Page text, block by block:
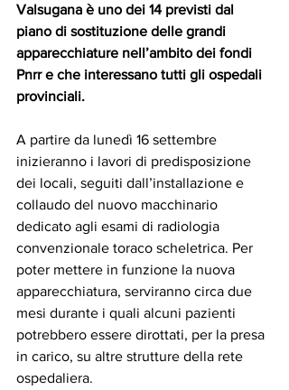
Valsugana è uno dei 14 previsti dal
piano di sostituzione delle grandi
apparecchiature nell’ambito dei fondi
Pnrr e che interessano tutti gli ospedali
provinciali.
A partire da lunedì 16 settembre
inizieranno i lavori di predisposizione
dei locali, seguiti dall’installazione e
collaudo del nuovo macchinario
dedicato agli esami di radiologia
convenzionale toraco scheletrica. Per
poter mettere in funzione la nuova
apparecchiatura, serviranno circa due
mesi durante i quali alcuni pazienti
potrebbero essere dirottati, per la presa
in carico, su altre strutture della rete
ospedaliera.